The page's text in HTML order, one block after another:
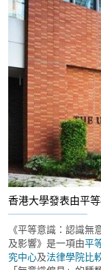
香港大學發表由平
《平等意識：認識
及影響》是一項由平
究中心及法律學院比